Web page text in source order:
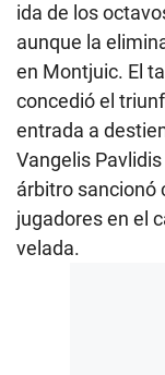
ida de los
aunque la
en Montjuic. El
concedió el
entrada a
Vangelis
árbitro sancionó
jugadores en el
velada.